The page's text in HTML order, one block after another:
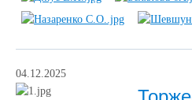
04.12.2025